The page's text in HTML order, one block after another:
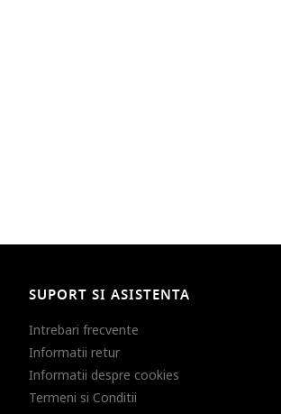
SUPORT SI ASISTENTA
Intrebari frecvente
Informatii retur
Informatii despre cookies
Termeni si Conditii